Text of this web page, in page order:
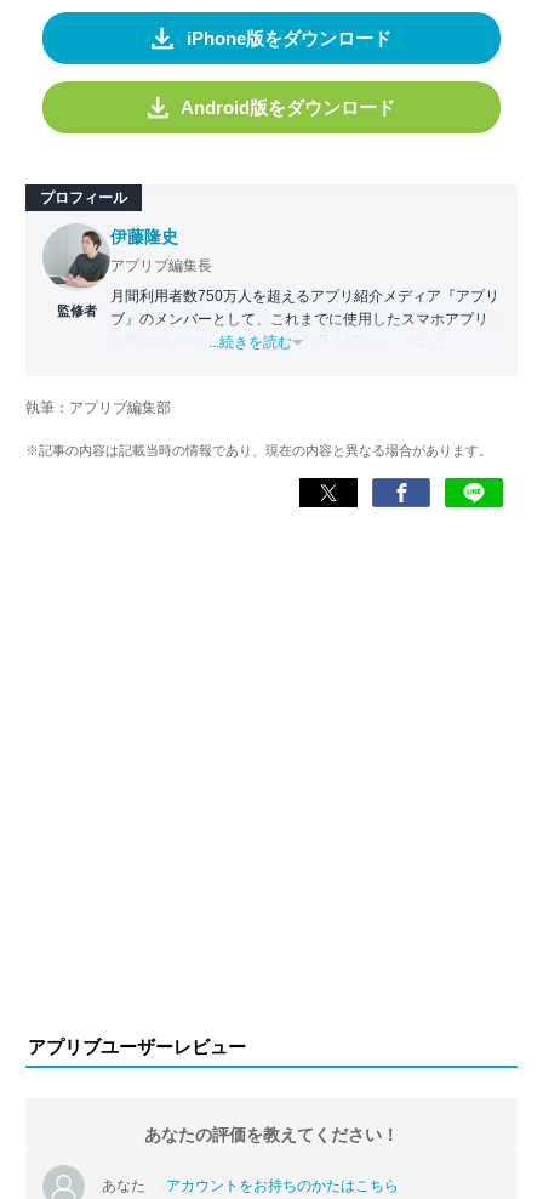
iPhone版をダウンロード
Android版をダウンロード
プロフィール
監修者
伊藤隆史
アプリブ編集長
月間利用者数750万人を超えるアプリ紹介メディア『アプリ
ブ』のメンバーとして、これまでに使用したスマホアプリ
の数は25,000以上。アプリの知見を活かし、テレビ・
化アプリの紹介）、TBS『サタプラ』（スマホライフが変
スマホアプリ）他
...続きを読む
執筆：アプリブ編集部
※記事の内容は記載当時の情報であり、現在の内容と異なる場合があります。
アプリブユーザーレビュー
あなたの評価を教えてください！
あなた アカウントをお持ちのかたはこちら